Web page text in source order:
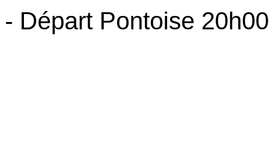
- Départ Pontoise 20h00